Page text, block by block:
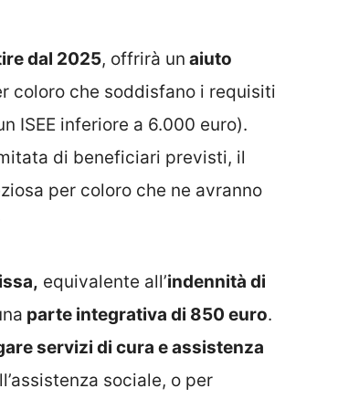
dal 2025, offrirà un aiuto
coloro che soddisfano i requisiti
ISEE inferiore a 6.000 euro).
di beneficiari previsti, il
per coloro che ne avranno
equivalente all’indennità di
parte integrativa di 850 euro.
servizi di cura e assistenza
sociale, o per